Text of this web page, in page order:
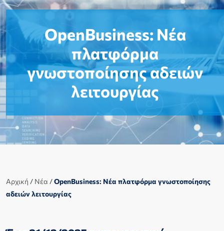
Αρχική / Νέα /OpenBusiness: Νέα πλατφόρμα γνωστοποίησης
αδειών λειτουργίας
OpenBusiness: Νέα
πλατφόρμα
γνωστοποίησης αδειών
λειτουργίας